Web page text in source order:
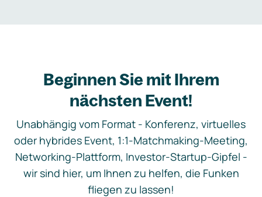
Beginnen Sie mit Ihrem
nächsten Event!
Unabhängig vom Format - Konferenz, virtuelles
oder hybrides Event, 1:1-Matchmaking-Meeting,
Networking-Plattform, Investor-Startup-Gipfel -
wir sind hier, um Ihnen zu helfen, die Funken
fliegen zu lassen!